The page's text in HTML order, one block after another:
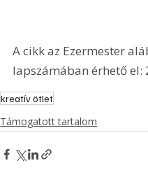
A cikk az Ezermester
lapszámában érhető el:
kreatív ötlet
Támogatott tartalom